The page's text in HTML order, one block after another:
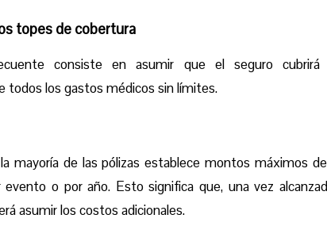
topes de cobertura
consiste en asumir que el seguro cubrirá
todos los gastos médicos sin límites.
mayoría de las pólizas establece montos máximos
evento o por año. Esto significa que, una vez
asumir los costos adicionales.